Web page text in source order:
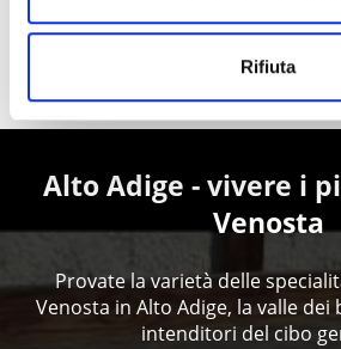
Rifiuta
Alto Adige - vivere i
Venosta
Provate la varietà delle
Venosta in Alto Adige, la valle
intenditori del cibo